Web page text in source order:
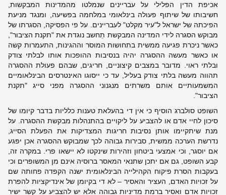
אכיפת הדין הפלילי על עבריינים שנמלטו מהמדינות המבקשות,
חשיבותו של שיתוף פעולה בינלאומי במלחמה בפשיעה, ומנגד מניעת
הפיכתה של ישראל ל"עיר מקלט" לעבריינים. על פי הפסיקה, הסגרתו של
מבוקש הסגרה לידי המדינה המבקשת תֵחשב נוגדת את "תקנת הציבור",
כאשר ניכרת פגיעה ממשית בתחושות המוסר וההגינות, התעמרות קשה
או כאשר מעשה ההסגרה יהיה בנסיבות ההופכות אותו לבלתי צודק
ובלתי ראוי. מדובר במצבים קיצוניים, חריגים, שבהם פעולת ההסגרה
תהווה מעשה בלתי צודק בעליל, עד כי ייסוגו האינטרסים הבינלאומיים
המשמעותיים אותם משרתים מנגנוני ההסגרה מפני סייג "תקנת
הציבור".
השופט סולברג הוסיף כי אין די בהעלאת טענות כלליות בדבר קיומו של
סיכון לחיי אדם או להצביע על ליקויים בהתנהלות מבקשת ההסגרה. על
מנת שיתקיימו אותן נסיבות חריגות המצדיקות את הפעלת הסייג,
נדרשת הערכה ממשית, סבירות גבוהה לכך שמבוקש ההסגרה אכן יפּגע
אם יוסגר, וכי אמצעי ביטחון וזהירות שינקטו לא יישאו פרי. במקרה זה,
קבע השופט, גם אם יתכן שתנאי המאסר ברוסיה אינם מן המשופרים וכי
בעקבות הסרת פיקוח הקהילייה הבינלאומית ישנה הקפדה פחותה שם
על זכויות האדם, העציר והאסיר – לא די בקיומן של אינדיקציות להפרת
זכויות אדם ואסיר ברמת מדיניות גבוהה אלא יש להצביע על קשר ישיר